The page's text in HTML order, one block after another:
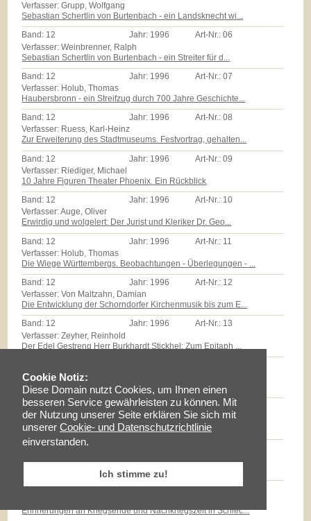
Cookie Notiz:
Diese Domain nutzt Cookies, um Ihnen einen
besseren Service gewährleisten zu können. Mit
der Nutzung unserer Seite erklären Sie sich mit
unserer Cookie- und Datenschutzrichtlinie
einverstanden.
Ich stimme zu!
Verfasser: Grupp, Wolfgang
Sebastian Schertlin von Burtenbach - ein Landsknecht wi...
Band: 12 Jahr: 1996 Art-Nr.:06
Verfasser: Weinbrenner, Ralph
Sebastian Schertlin von Burtenbach - ein Streiter für d...
Band: 12 Jahr: 1996 Art-Nr.:07
Verfasser: Holub, Thomas
Haubersbronn - ein Streifzug durch 700 Jahre Geschichte...
Band: 12 Jahr: 1996 Art-Nr.:08
Verfasser: Ruess, Karl-Heinz
Zur Erweiterung des Stadtmuseums. Festvortrag, gehalten...
Band: 12 Jahr: 1996 Art-Nr.:09
Verfasser: Riediger, Michael
10 Jahre Figuren Theater Phoenix. Ein Rückblick
Band: 12 Jahr: 1996 Art-Nr.: 10
Verfasser: Auge, Oliver
Erwirdig und wolgelert: Der Jurist und Kleriker Dr. Geo...
Band: 12 Jahr: 1996 Art-Nr.: 11
Verfasser: Holub, Thomas
Die Wiege Württembergs. Beobachtungen - Überlegungen - ...
Band: 12 Jahr: 1996 Art-Nr.: 12
Verfasser: Von Maltzahn, Damian
Die Entwicklung der Schorndorfer Kirchenmusik bis zum E...
Band: 12 Jahr: 1996 Art-Nr.: 13
Verfasser: Zeyher, Reinhold
Der Edel Gestreng Herr Burkhardt Stickhel: Zum Epitaph ...
Verfasser: Zollmann, Günther
Massenarmut und landwirtschaftliche Reformen auf dem Sc...
Band:12 Jahr:1996 Art-Nr.: 15
Verfasser: Milz, Thomas
Götz E.Hübner - ein experimenteller Geschichtspraktiker...
Band:12
Band:12 Jahr:1996 Art-Nr.:17
Erinnerungen an Kriegsende und Nachkriegszeit in Schlec...